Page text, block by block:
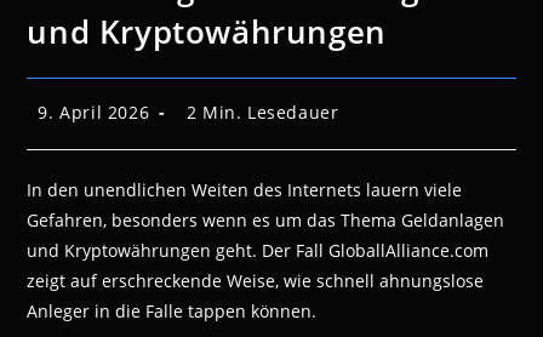
und Kryptowährungen
Beitrag
9. April 2026 Lesedauer:
2 Min. Lesedauer
In den unendlichen Weiten des Internets lauern viele
Gefahren, besonders wenn es um das Thema Geldanlagen
und Kryptowährungen geht. Der Fall GloballAlliance.com
zeigt auf erschreckende Weise, wie schnell ahnungslose
Anleger in die Falle tappen können.